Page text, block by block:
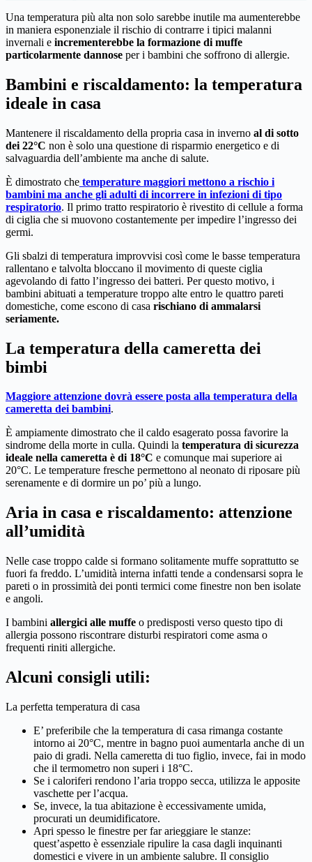
Una temperatura più alta non solo sarebbe inutile ma aumenterebbe
in maniera esponenziale il rischio di contrarre i tipici malanni
invernali e incrementerebbe la formazione di muffe
particolarmente dannose per i bambini che soffrono di allergie.
Bambini e riscaldamento: la temperatura
ideale in casa
Mantenere il riscaldamento della propria casa in inverno al di sotto
dei 22°C non è solo una questione di risparmio energetico e di
salvaguardia dell’ambiente ma anche di salute.
È dimostrato che temperature maggiori mettono a rischio i
bambini ma anche gli adulti di incorrere in infezioni di tipo
respiratorio. Il primo tratto respiratorio è rivestito di cellule a forma
di ciglia che si muovono costantemente per impedire l’ingresso dei
germi.
Gli sbalzi di temperatura improvvisi così come le basse temperatura
rallentano e talvolta bloccano il movimento di queste ciglia
agevolando di fatto l’ingresso dei batteri. Per questo motivo, i
bambini abituati a temperature troppo alte entro le quattro pareti
domestiche, come escono di casa rischiano di ammalarsi
seriamente.
La temperatura della cameretta dei
bimbi
Maggiore attenzione dovrà essere posta alla temperatura della
cameretta dei bambini.
È ampiamente dimostrato che il caldo esagerato possa favorire la
sindrome della morte in culla. Quindi la temperatura di sicurezza
ideale nella cameretta è di 18°C e comunque mai superiore ai
20°C. Le temperature fresche permettono al neonato di riposare più
serenamente e di dormire un po’ più a lungo.
Aria in casa e riscaldamento: attenzione
all’umidità
Nelle case troppo calde si formano solitamente muffe soprattutto se
fuori fa freddo. L’umidità interna infatti tende a condensarsi sopra le
pareti o in prossimità dei ponti termici come finestre non ben isolate
e angoli.
I bambini allergici alle muffe o predisposti verso questo tipo di
allergia possono riscontrare disturbi respiratori come asma o
frequenti riniti allergiche.
Alcuni consigli utili:
La perfetta temperatura di casa
E’ preferibile che la temperatura di casa rimanga costante
intorno ai 20°C, mentre in bagno puoi aumentarla anche di un
paio di gradi. Nella cameretta di tuo figlio, invece, fai in modo
che il termometro non superi i 18°C.
Se i caloriferi rendono l’aria troppo secca, utilizza le apposite
vaschette per l’acqua.
Se, invece, la tua abitazione è eccessivamente umida,
procurati un deumidificatore.
Apri spesso le finestre per far arieggiare le stanze:
quest’aspetto è essenziale ripulire la casa dagli inquinanti
domestici e vivere in un ambiente salubre. Il consiglio